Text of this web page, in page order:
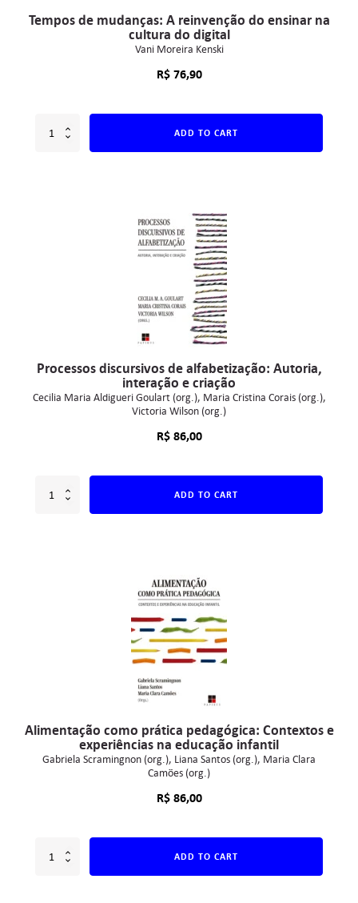
Tempos de mudanças: A reinvenção do ensinar na
cultura do digital
Vani Moreira Kenski
R$76,90
ADD TO CART
Processos discursivos de alfabetização: Autoria,
interação e criação
Cecilia Maria Aldigueri Goulart (org.) Maria Cristina Corais (org.)
Victoria Wilson (org.)
R$86,00
ADD TO CART
Alimentação como prática pedagógica: Contextos e
experiências na educação infantil
Gabriela Scramingnon (org.) Liana Santos (org.) Maria Clara
Camões (org.)
R$86,00
ADD TO CART